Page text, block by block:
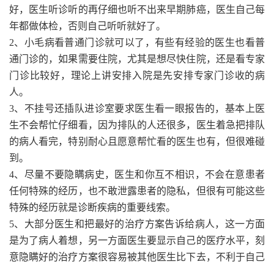
好，医生听诊听的再仔细也听不出来早期肺癌，医生自己每
年都做体检，否则自己听听就好了。
2、小毛病看普通门诊就可以了，有些有经验的医生也看普
通门诊的，如果需要住院，尤其是想尽快住院，还是看专家
门诊比较好，理论上讲安排入院是先安排专家门诊收的病
人。
3、不挂号还插队进诊室要求医生看一眼报告的，基本上医
生不会帮忙仔细看，因为排队的人还很多，医生着急把排队
的病人看完，特别耐心且愿意帮忙看的医生也有，但很难碰
到。
4、尽量不要隐瞒病史，医生和你互不相识，不会在意患者
任何特殊的经历，也不敢泄露患者的隐私，但很有可能这些
特殊的经历就是诊断疾病的重要线索。
5、大部分医生和把最好的治疗方案告诉给病人，这一方面
是为了病人着想，另一方面医生要显示自己的医疗水平，刻
意隐瞒好的治疗方案很容易被其他医生比下去，不利于自己